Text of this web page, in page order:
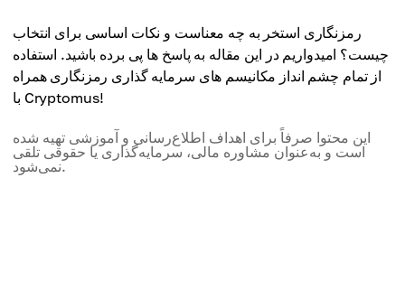
رمزنگاری استخر به چه معناست و نکات اساسی برای انتخاب
چیست؟ امیدواریم در این مقاله به پاسخ ها پی برده باشید. استفاده
از تمام چشم انداز مکانیسم های سرمایه گذاری رمزنگاری همراه
با Cryptomus!
این محتوا صرفاً برای اهداف اطلاع‌رسانی و آموزشی تهیه شده
است و به‌عنوان مشاوره مالی، سرمایه‌گذاری یا حقوقی تلقی
نمی‌شود.